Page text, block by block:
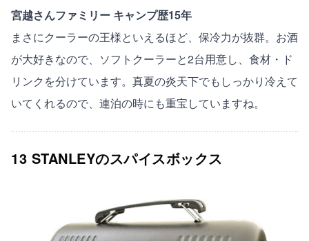
宮越さんファミリー キャンプ歴15年
まさにクーラーの王様といえるほど、保冷力が抜群。お酒
が大好きなので、ソフトクーラーと2台用意し、食材・ド
リンクを分けています。真夏の炎天下でもしっかり冷えて
いてくれるので、連泊の時にも重宝していますね。
13 STANLEYのスパイスボックス